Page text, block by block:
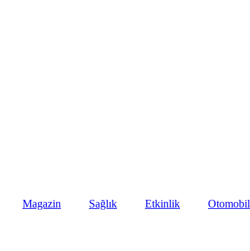
Magazin Sağlık Etkinlik Otomobil